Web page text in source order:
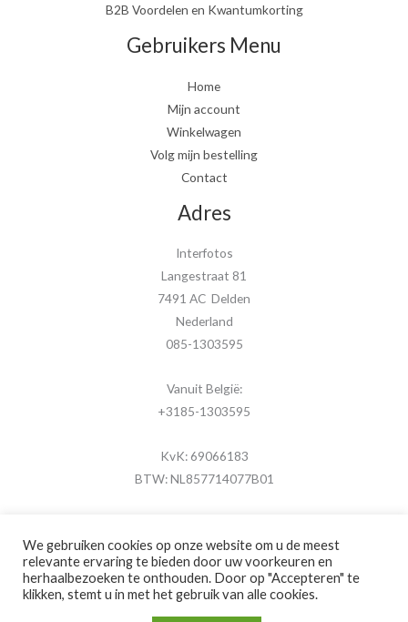
B2B Voordelen en Kwantumkorting
Gebruikers Menu
Home
Mijn account
Winkelwagen
Volg mijn bestelling
Contact
Adres
Interfotos
Langestraat 81
7491 AC Delden
Nederland
085-1303595
Vanuit België:
+3185-1303595
KvK: 69066183
BTW: NL857714077B01
Copyright © 2026 MijnFotolijstje.nl
We gebruiken cookies op onze website om u de meest
relevante ervaring te bieden door uw voorkeuren en
herhaalbezoeken te onthouden. Door op "Accepteren" te
klikken, stemt u in met het gebruik van alle cookies.